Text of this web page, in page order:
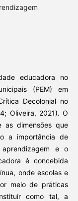
educadora no
(PEM) em
Decolonial no
Oliveira, 2021). O
as dimensões que
a importância de
e o
é concebida
onde escolas e
meio de práticas
como tal, a